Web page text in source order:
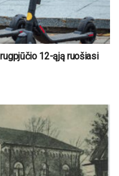
12-ąją ruošiasi